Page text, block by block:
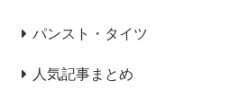
パンスト・タイツ
人気記事まとめ